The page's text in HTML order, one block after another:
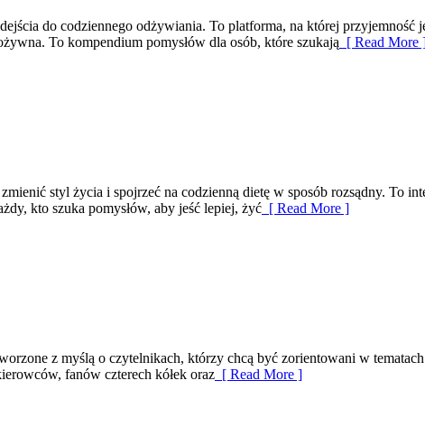
do codziennego odżywiania. To platforma, na której przyjemność
To kompendium pomysłów dla osób, które szukają [ Read More
styl życia i spojrzeć na codzienną dietę w sposób rozsądny. To
kto szuka pomysłów, aby jeść lepiej, żyć [ Read More ]
z myślą o czytelnikach, którzy chcą być zorientowani w
fanów czterech kółek oraz [ Read More ]